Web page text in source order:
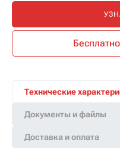
Технические
Документы и файлы
Доставка и оплата